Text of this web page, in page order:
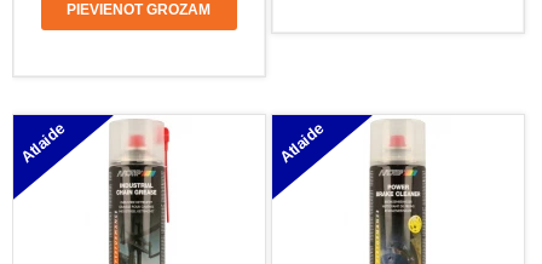
PIEVIENOT GROZAM
Atlaide Atlaide